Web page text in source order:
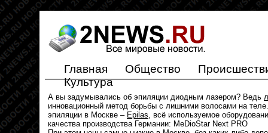
Главная Общество
Культура
А вы задумывались об эпиляции диодным лазером? Ведь
инновационный метод борьбы с лишними волосами на
эпиляции в Москве – Epilas, всё используемое
качества производства Германии: MeDioStar Next PRO